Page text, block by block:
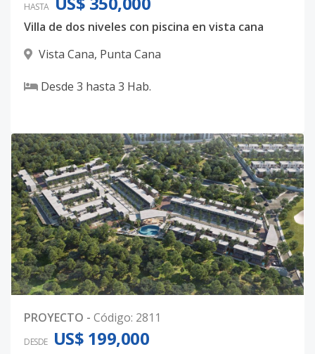
HASTA
Villa de dos niveles con piscina en vista cana
Vista Cana, Punta Cana
Desde 3 hasta 3 Hab.
PROYECTO - Código: 2811
DESDE US$ 199,000